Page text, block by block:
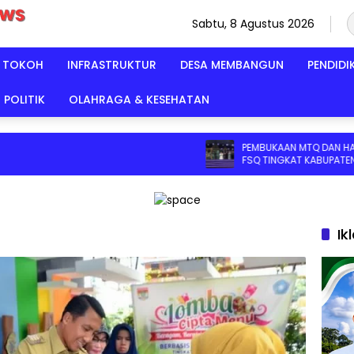
Sabtu, 8 Agustus 2026
TOKOH INFRASTRUKTUR DESA MEMBANGUN
POLITIK OLAHRAGA & KESEHATAN
PEMBUKAAN MTQ DAN HADIST XIX
FSQ TINGKAT KABUPATEN
2026 DI HADIRI KAPOLRES DAN